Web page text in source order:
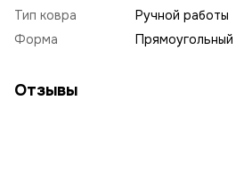
Тип ковра
Ручной работы
Форма
Прямоугольный
Отзывы